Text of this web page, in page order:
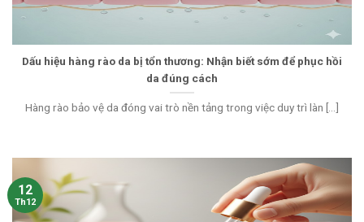
Dấu hiệu hàng rào da bị tổn thương: Nhận biết sớm để phục hồi
da đúng cách
Hàng rào bảo vệ da đóng vai trò nền tảng trong việc duy trì làn [...]
12
Th12